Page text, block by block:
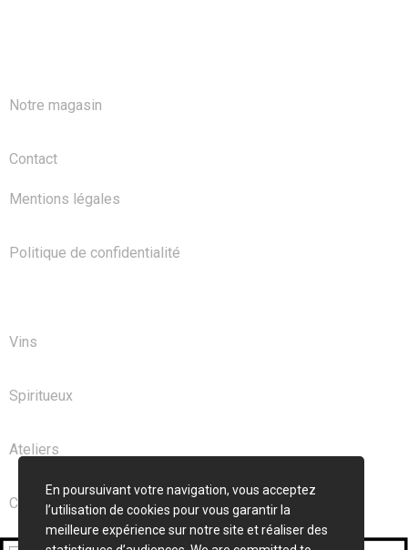
Notre magasin
Contact
Mentions légales
Politique de confidentialité
Vins
Spiritueux
Ateliers
Club
En poursuivant votre navigation, vous acceptez
l’utilisation de cookies pour vous garantir la
meilleure expérience sur notre site et réaliser des